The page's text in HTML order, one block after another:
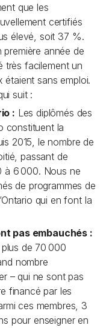
que les
certifiés
élevé, soit 37 %.
première année de
très facilement un
étaient sans emploi.
suit :
: Les diplômés des
constituent la
2015, le nombre de
passant de
à 6 000. Nous ne
de programmes de
qui en font la
pas embauchés :
de 70 000
nombre
– qui ne sont pas
financé par les
ces membres, 3
pour enseigner en